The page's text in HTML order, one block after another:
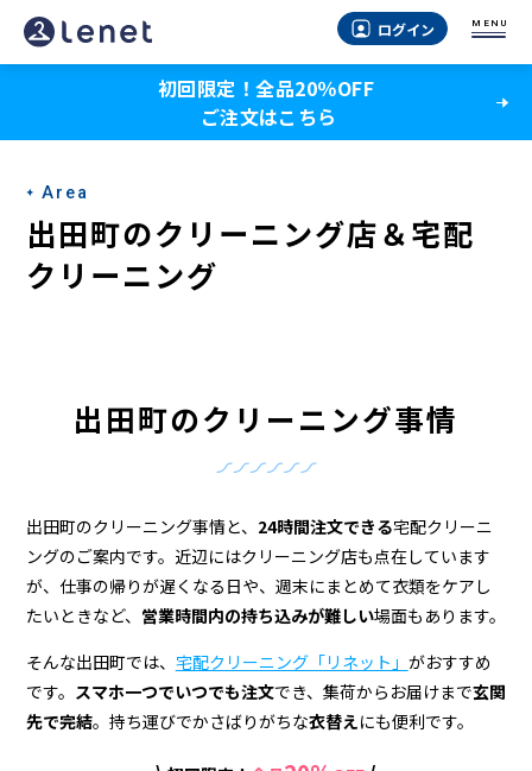
出
田
の
ク
リ
ー
宅
配
ク
リ
ー
ログイン MENU
初回限定！全品20％OFF
ご注文はこちら
Area
出田町のクリーニング店＆宅配
クリーニング
出田町のクリーニング事情
出田町のクリーニング事情と、 24時間注文できる宅配クリーニ
ングのご案内です。近辺にはクリーニング店も点在しています
が、仕事の帰りが遅くなる日や、週末にまとめて衣類をケアし
たいときなど、 営業時間内の持ち込みが難しい場面もあります。
そんな出田町では、 宅配クリーニング「リネット」 がおすすめ
です。 スマホ一つでいつでも注文でき、集荷からお届けまで玄関
先で完結。持ち運びでかさばりがちな衣替えにも便利です。